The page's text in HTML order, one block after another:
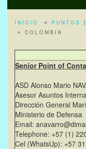
INICIO
PUNTOS
COLOMBIA
Senior Point of
ASD Alonso Mario
Asesor Asuntos
Dirección General
Ministerio de Defensa
Email:
Telephone: +57 (1)
Cel (WhatsUp): +57